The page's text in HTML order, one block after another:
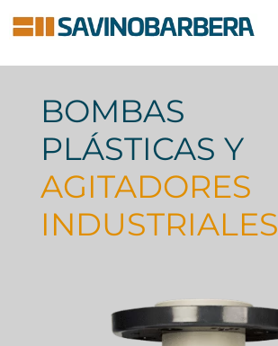
BOMBAS
PLÁSTICAS Y
AGITADORES
INDUSTRIALES